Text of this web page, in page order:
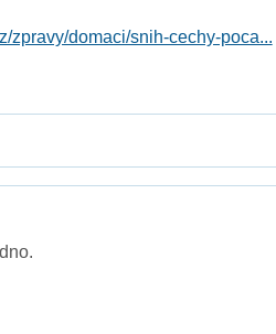
zpravy/domaci/snih-cechy-poca...